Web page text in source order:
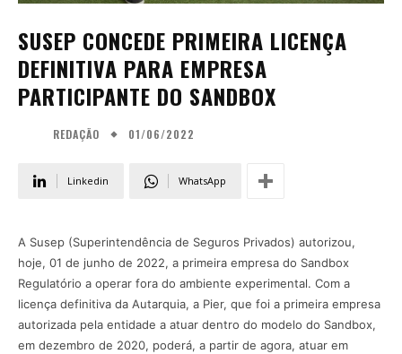
SUSEP CONCEDE PRIMEIRA LICENÇA
DEFINITIVA PARA EMPRESA
PARTICIPANTE DO SANDBOX
REDAÇÃO 01/06/2022
Linkedin WhatsApp
A Susep (Superintendência de Seguros Privados) autorizou,
hoje, 01 de junho de 2022, a primeira empresa do Sandbox
Regulatório a operar fora do ambiente experimental. Com a
licença definitiva da Autarquia, a Pier, que foi a primeira empresa
autorizada pela entidade a atuar dentro do modelo do Sandbox,
em dezembro de 2020, poderá, a partir de agora, atuar em